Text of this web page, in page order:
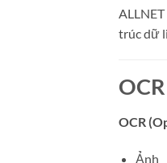
trúc dữ
OCR
Ảnh